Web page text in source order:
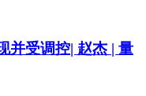
并受调控| 赵杰 | 量